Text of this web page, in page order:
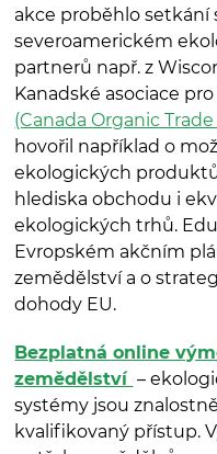
akce proběhlo setkání
severoamerickém
partnerů např. z
Kanadské asociace
(Canada Organic
hovořil například o
ekologických
hlediska obchodu i
ekologických trhů.
Evropském akčním
zemědělství a o
dohody EU.
Bezplatná online
zemědělství –
systémy jsou
kvalifikovaný přístup.